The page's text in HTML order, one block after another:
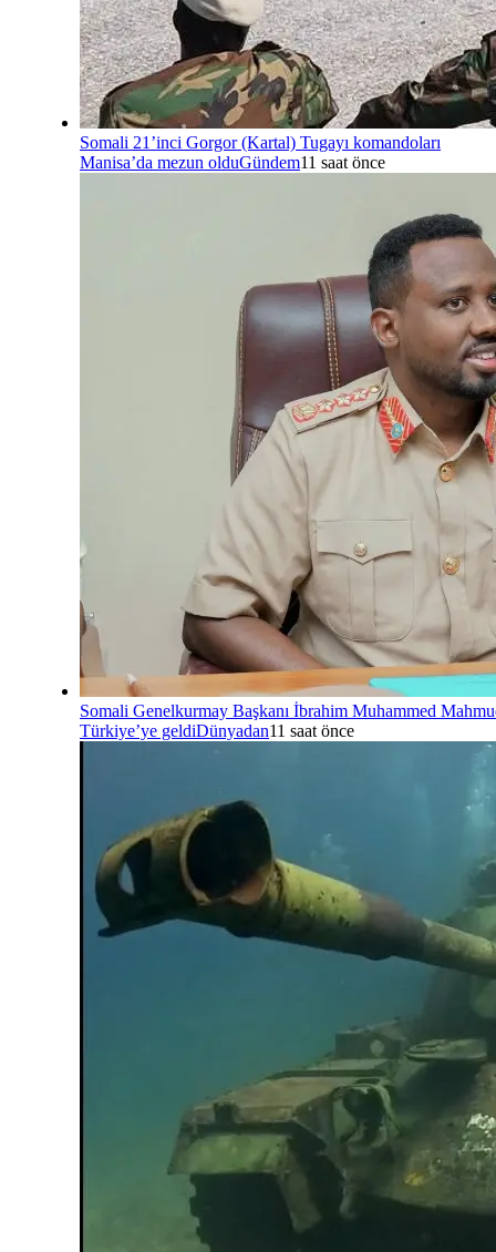
Somali 21’inci Gorgor (Kartal) Tugayı komandoları
Manisa’da mezun olduGündem11 saat önce
Somali Genelkurmay Başkanı İbrahim Muhammed
Türkiye’ye geldiDünyadan11 saat önce